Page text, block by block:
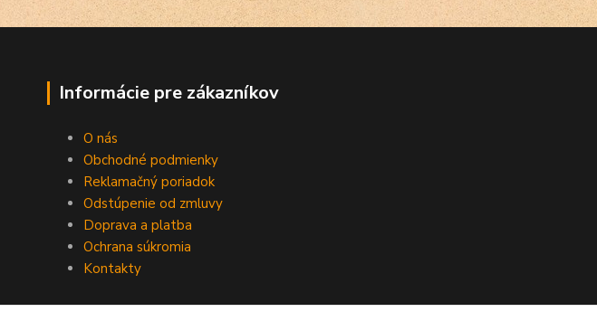
Informácie pre zákazníkov
O nás
Obchodné podmienky
Reklamačný poriadok
Odstúpenie od zmluvy
Doprava a platba
Ochrana súkromia
Kontakty